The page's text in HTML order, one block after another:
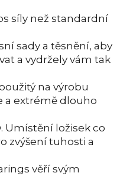
síly než standardní
sady a těsnění, aby
a vydržely vám tak
na výrobu
a extrémě dlouho
Umístění ložisek co
zvýšení tuhosti a
věří svým